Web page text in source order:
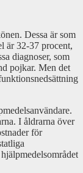
Dessa är som
är 32-37 procent,
diagnoser, som
pojkar. Men det
I åldrarna över
för